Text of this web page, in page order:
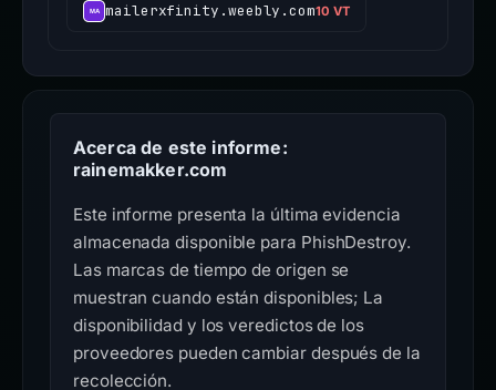
mailerxfinity.weebly.com10 VT
Acerca de este informe:
rainemakker.com
Este informe presenta la última evidencia
almacenada disponible para PhishDestroy.
Las marcas de tiempo de origen se
muestran cuando están disponibles; La
disponibilidad y los veredictos de los
proveedores pueden cambiar después de la
recolección.